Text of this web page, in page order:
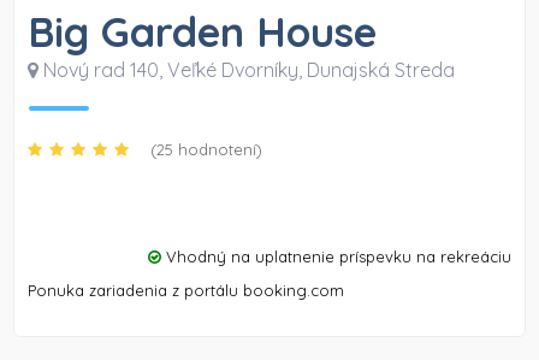
Big Garden House
Nový rad 140, Veľké Dvorníky, Dunajská Streda
(25 hodnotení)
Vhodný na uplatnenie príspevku na rekreáciu
Ponuka zariadenia z portálu booking.com